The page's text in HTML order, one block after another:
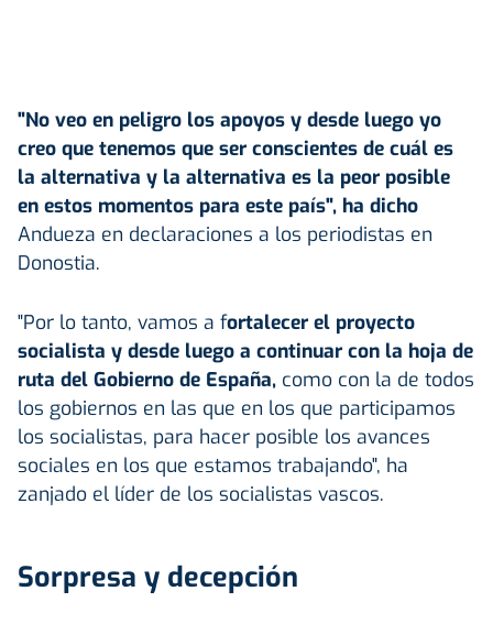
"No veo en peligro los apoyos y desde luego yo
creo que tenemos que ser conscientes de cuál es
la alternativa y la alternativa es la peor posible
en estos momentos para este país", ha dicho
Andueza en declaraciones a los periodistas en
Donostia.
"Por lo tanto, vamos a fortalecer el proyecto
socialista y desde luego a continuar con la hoja de
ruta del Gobierno de España, como con la de todos
los gobiernos en las que en los que participamos
los socialistas, para hacer posible los avances
sociales en los que estamos trabajando", ha
zanjado el líder de los socialistas vascos.
Sorpresa y decepción